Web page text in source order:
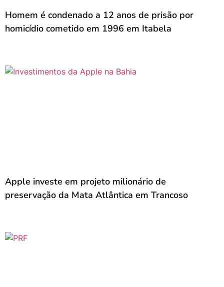
Homem é condenado a 12 anos de prisão por
homicídio cometido em 1996 em Itabela
Apple investe em projeto milionário de
preservação da Mata Atlântica em Trancoso